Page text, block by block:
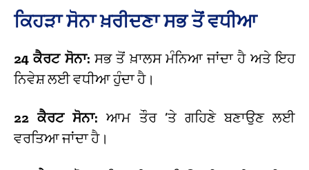
ਕਿਹੜਾ ਸੋਨਾ ਖ਼ਰੀਦਣਾ ਸਭ ਤੋਂ ਵਧੀਆ
24 ਕੈਰਟ ਸੋਨਾ: ਸਭ ਤੋਂ ਖ਼ਾਲਸ ਮੰਨਿਆ ਜਾਂਦਾ ਹੈ ਅਤੇ ਇਹ
ਨਿਵੇਸ਼ ਲਈ ਵਧੀਆ ਹੁੰਦਾ ਹੈ।
22 ਕੈਰਟ ਸੋਨਾ: ਆਮ ਤੌਰ ’ਤੇ ਗਹਿਣੇ ਬਣਾਉਣ ਲਈ
ਵਰਤਿਆ ਜਾਂਦਾ ਹੈ।